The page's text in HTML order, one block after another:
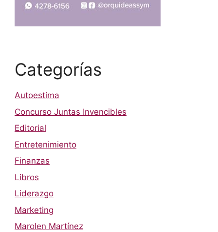
Categorías
Autoestima
Concurso Juntas Invencibles
Editorial
Entretenimiento
Finanzas
Libros
Liderazgo
Marketing
Marolen Martínez